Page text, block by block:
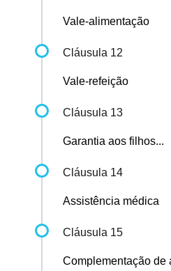
Vale-alimentação
Cláusula 12
Vale-refeição
Cláusula 13
Garantia aos filhos...
Cláusula 14
Assistência médica
Cláusula 15
Complementação de